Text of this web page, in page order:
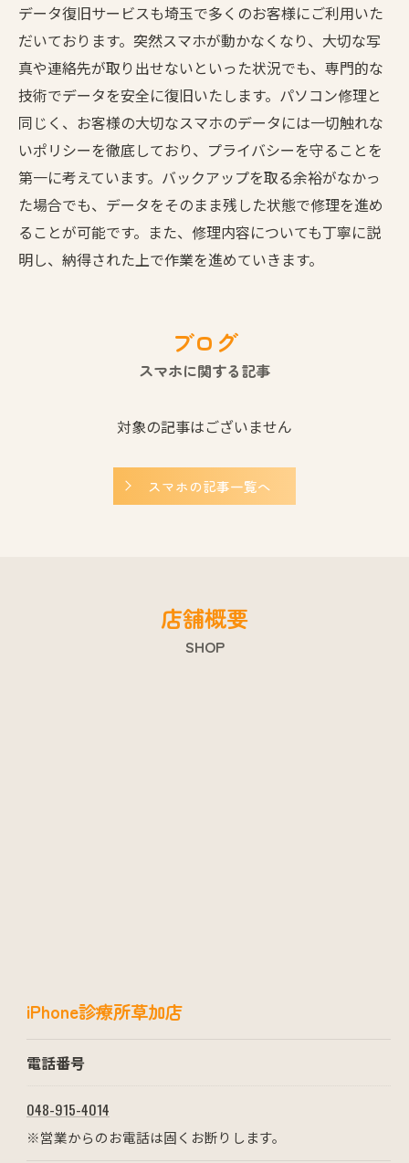
データ復旧サービスも埼玉で多くのお客様にご利用いた
だいております。突然スマホが動かなくなり、大切な写
真や連絡先が取り出せないといった状況でも、専門的な
技術でデータを安全に復旧いたします。パソコン修理と
同じく、お客様の大切なスマホのデータには一切触れな
いポリシーを徹底しており、プライバシーを守ることを
第一に考えています。バックアップを取る余裕がなかっ
た場合でも、データをそのまま残した状態で修理を進め
ることが可能です。また、修理内容についても丁寧に説
明し、納得された上で作業を進めていきます。
ブログ
スマホに関する記事
対象の記事はございません
スマホの記事一覧へ
店舗概要
SHOP
iPhone診療所草加店
電話番号
048-915-4014
※営業からのお電話は固くお断りします。